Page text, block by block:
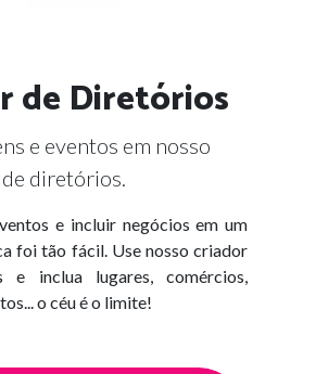
de Diretórios
e eventos em nosso
diretórios.
e incluir negócios em um
foi tão fácil. Use nosso criador
e inclua lugares, comércios,
o céu é o limite!